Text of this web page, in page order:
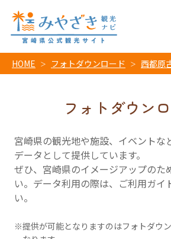
HOME フォトダウンロード 西都原
フォトダウン
宮崎県の観光地や施設、イベントな
データとして提供しています。
ぜひ、宮崎県のイメージアップのた
い。データ利用の際は、ご利用ガイ
い。
提供が可能となりますのはフォトダウ